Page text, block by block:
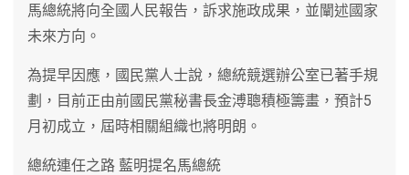
馬總統將向全國人民報告，訴求施政成果，並闡述國家
未來方向。
為提早因應，國民黨人士說，總統競選辦公室已著手規
劃，目前正由前國民黨秘書長金溥聰積極籌畫，預計5
月初成立，屆時相關組織也將明朗。
總統連任之路 藍明提名馬總統